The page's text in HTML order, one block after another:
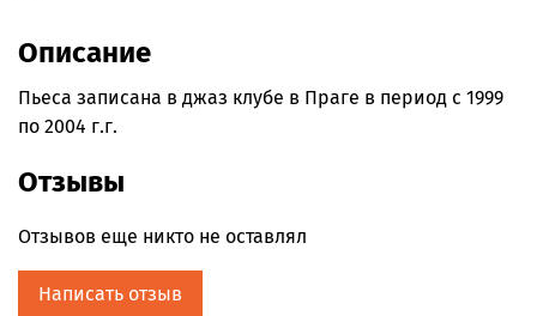
Описание
Пьеса записана в джаз клубе в Праге в период с 1999
по 2004 г.г.
Отзывы
Отзывов еще никто не оставлял
Написать отзыв